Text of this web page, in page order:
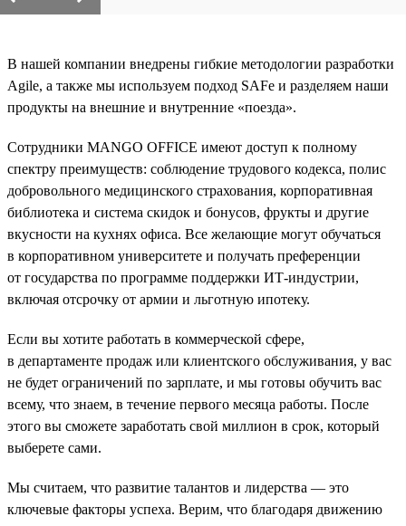
В нашей компании внедрены гибкие методологии разработки
Agile, а также мы используем подход SAFe и разделяем наши
продукты на внешние и внутренние «поезда».
Сотрудники MANGO OFFICE имеют доступ к полному
спектру преимуществ: соблюдение трудового кодекса, полис
добровольного медицинского страхования, корпоративная
библиотека и система скидок и бонусов, фрукты и другие
вкусности на кухнях офиса. Все желающие могут обучаться
в корпоративном университете и получать преференции
от государства по программе поддержки ИТ-индустрии,
включая отсрочку от армии и льготную ипотеку.
Если вы хотите работать в коммерческой сфере,
в департаменте продаж или клиентского обслуживания, у вас
не будет ограничений по зарплате, и мы готовы обучить вас
всему, что знаем, в течение первого месяца работы. После
этого вы сможете заработать свой миллион в срок, который
выберете сами.
Мы считаем, что развитие талантов и лидерства — это
ключевые факторы успеха. Верим, что благодаря движению